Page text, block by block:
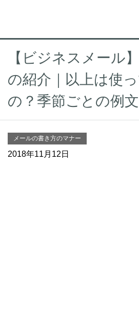
【ビジネスメール
の紹介｜以上は使
の？季節ごとの例
メールの書き方のマナー
2018年11月12日